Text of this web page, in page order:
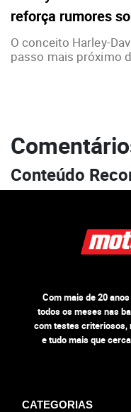
reforça rumores
O conceito Harley-
passo mais próximo
Conteúdo
Com mais de 20
todos os meses nas
com testes criteriosos,
e tudo mais que
CATEGORIAS